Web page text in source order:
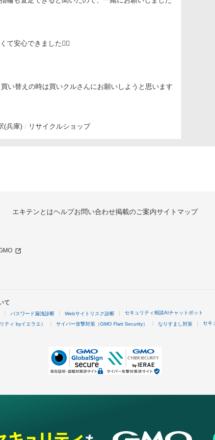
て安心できました🙂‍↕️
い替えの時は買いクルさんにお願いしようと思います
(兵庫) リサイクルショップ
エキテンとはヘルプお問い合わせ掲載のご案内サイトマップ
て
パスワード漏洩診断 Webサイトリスク診断 セキュリティ相談AIチャットボット
ティ byイエラエ） サイバー攻撃対策（GMO Flatt Security） なりすまし対策 セキ